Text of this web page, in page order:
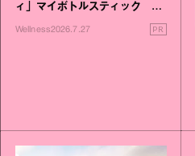
ィ」マイボトルスティック い
いこと毎日》シリーズが誕生
Wellness2026.7.27 PR